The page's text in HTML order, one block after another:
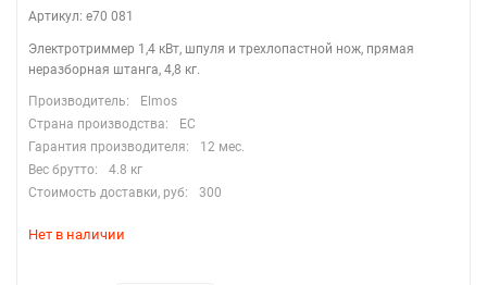
Артикул: e70 081
Электротриммер 1,4 кВт, шпуля и трехлопастной нож, прямая
неразборная штанга, 4,8 кг.
Производитель:
Elmos
Страна производства:
EC
Гарантия производителя:
12 мес.
Вес брутто:
4.8 кг
Стоимость доставки, руб:
300
Нет в наличии